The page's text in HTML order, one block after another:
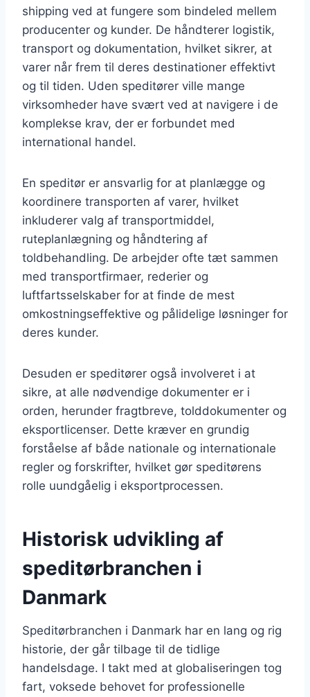
shipping ved at fungere som bindeled mellem
producenter og kunder. De håndterer logistik,
transport og dokumentation, hvilket sikrer, at
varer når frem til deres destinationer effektivt
og til tiden. Uden speditører ville mange
virksomheder have svært ved at navigere i de
komplekse krav, der er forbundet med
international handel.
En speditør er ansvarlig for at planlægge og
koordinere transporten af varer, hvilket
inkluderer valg af transportmiddel,
ruteplanlægning og håndtering af
toldbehandling. De arbejder ofte tæt sammen
med transportfirmaer, rederier og
luftfartsselskaber for at finde de mest
omkostningseffektive og pålidelige løsninger for
deres kunder.
Desuden er speditører også involveret i at
sikre, at alle nødvendige dokumenter er i
orden, herunder fragtbreve, tolddokumenter og
eksportlicenser. Dette kræver en grundig
forståelse af både nationale og internationale
regler og forskrifter, hvilket gør speditørens
rolle uundgåelig i eksportprocessen.
Historisk udvikling af
speditørbranchen i
Danmark
Speditørbranchen i Danmark har en lang og rig
historie, der går tilbage til de tidlige
handelsdage. I takt med at globaliseringen tog
fart, voksede behovet for professionelle